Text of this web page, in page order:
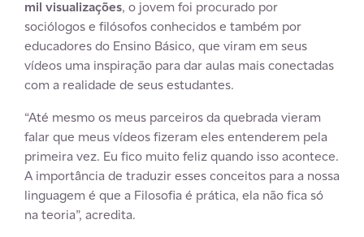
mil visualizações, o jovem foi procurado por
sociólogos e filósofos conhecidos e também por
educadores do Ensino Básico, que viram em seus
vídeos uma inspiração para dar aulas mais conectadas
com a realidade de seus estudantes.
“Até mesmo os meus parceiros da quebrada vieram
falar que meus vídeos fizeram eles entenderem pela
primeira vez. Eu fico muito feliz quando isso acontece.
A importância de traduzir esses conceitos para a nossa
linguagem é que a Filosofia é prática, ela não fica só
na teoria”, acredita.